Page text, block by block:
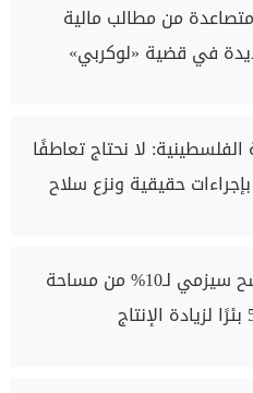
من مطالب مالية
في قضية «لوكربي»
الفلسطينية: لا نحتاج تعاطفًا
حقيقية ونزع سلاح
«البترول»: مسح سيزمي لـ10% من مساحة